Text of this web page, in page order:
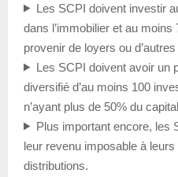
Les SCPI doivent investir
dans l’immobilier et au
provenir de loyers ou
Les SCPI doivent avoir un
diversifié d’au moins 100
n’ayant plus de 50% du
Plus important encore, les
leur revenu imposable à
distributions.